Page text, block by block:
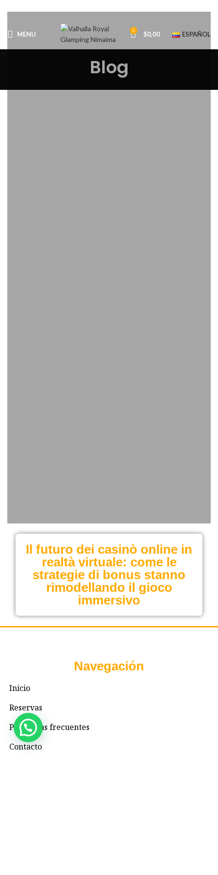
MENU 0 $0,00 ESPAÑOL
Blog
Il futuro dei casinò online in
realtà virtuale: come le
strategie di bonus stanno
rimodellando il gioco
immersivo
Navegación
Inicio
Reservas
Preguntas frecuentes
Contacto